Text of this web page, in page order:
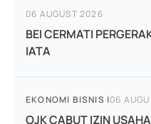
06 AUGUST 2026
BEI CERMATI
IATA
EKONOMI BISNIS |06
OJK CABUT IZIN